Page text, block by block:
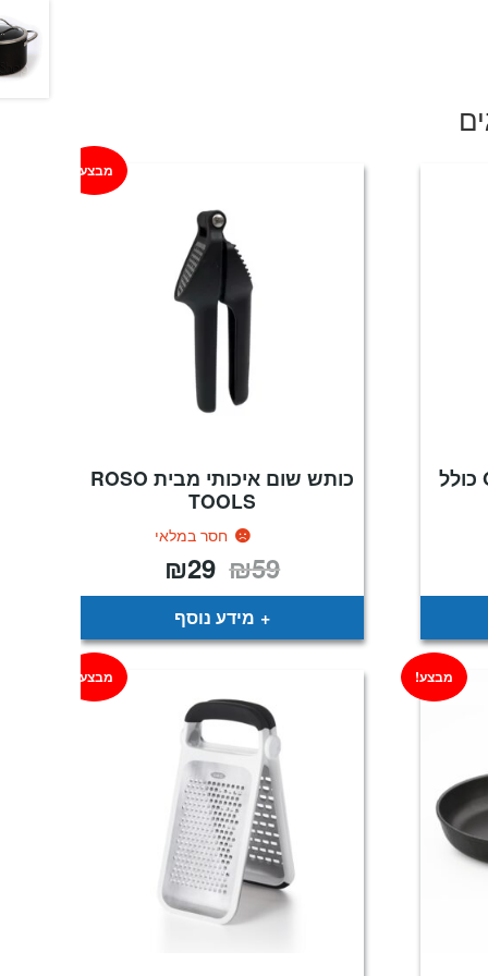
כותש שום מקצועי OXO כולל
כותש שום איכותי מבית ROSO
TOOLS
חסר במלאי
מבצע!
₪59 המחיר
המקורי
היה:
₪29
הוא:
מידע נוסף
מבצע! מבצע!